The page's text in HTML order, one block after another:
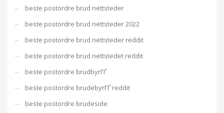
beste postordre brud nettsteder
beste postordre brud nettsteder 2022
beste postordre brud nettsteder reddit
beste postordre brud nettstedet reddit
beste postordre brudbyrГҐ
beste postordre brudebyrГҐ reddit
beste postordre brudeside